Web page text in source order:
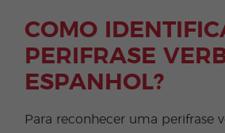
COMO
PERIFRASE
ESPANHOL?
Para reconhecer uma perifrase